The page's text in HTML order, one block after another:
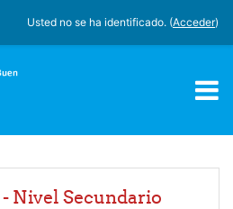
Usted no se ha identificado. (Acceder)
Nivel Secundario